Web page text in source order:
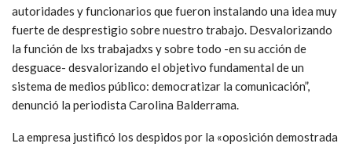
autoridades y funcionarios que fueron instalando una idea muy
fuerte de desprestigio sobre nuestro trabajo. Desvalorizando
la función de lxs trabajadxs y sobre todo -en su acción de
desguace- desvalorizando el objetivo fundamental de un
sistema de medios público: democratizar la comunicación”,
denunció la periodista Carolina Balderrama.
La empresa justificó los despidos por la «oposición demostrada